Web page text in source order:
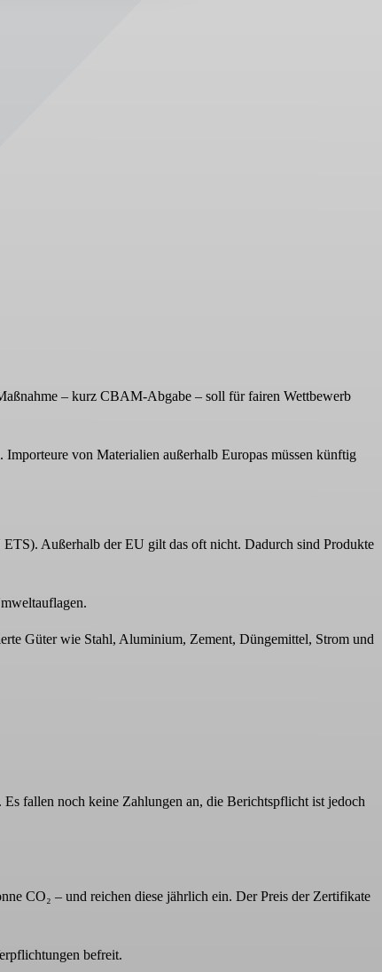
– kurz CBAM-Abgabe – soll für fairen Wettbewerb
von Materialien außerhalb Europas müssen künftig
ETS). Außerhalb der EU gilt das oft nicht. Dadurch sind Produkte
Güter wie Stahl, Aluminium, Zement, Düngemittel, Strom und
fallen noch keine Zahlungen an, die Berichtspflicht ist jedoch
CO₂ – und reichen diese jährlich ein. Der Preis der Zertifikate
befreit.